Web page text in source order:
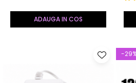
comunicare bidirecțională,
alerte mobil, vedere
ADAUGA IN COS
-